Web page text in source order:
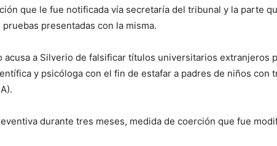
que le fue notificada vía secretaría del tribunal y la parte
presentadas con la misma.
acusa a Silverio de falsificar títulos universitarios extranjeros
y psicóloga con el fin de estafar a padres de niños con
durante tres meses, medida de coerción que fue